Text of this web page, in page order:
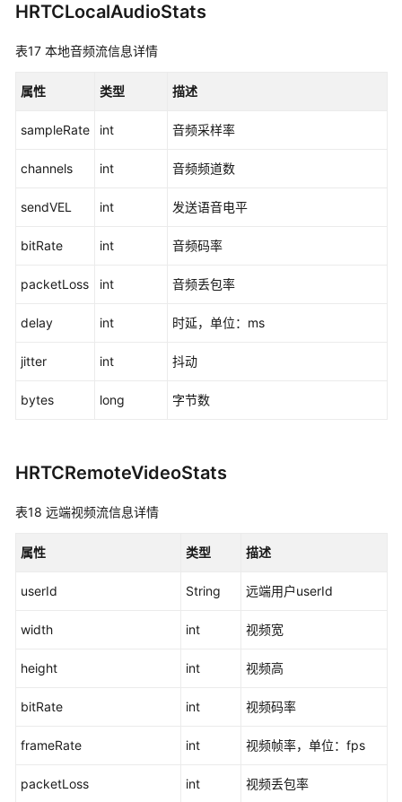
HRTCLocalAudioStats
表17 本地音频流信息详情
属性 类型 描述
sampleRate int 音频采样率
channels int 音频频道数
sendVEL int 发送语音电平
bitRate int 音频码率
packetLoss int 音频丢包率
delay int 时延，单位：ms
jitter int 抖动
bytes long 字节数
HRTCRemoteVideoStats
表18 远端视频流信息详情
属性 类型 描述
userId String 远端用户userId
width int 视频宽
height int 视频高
bitRate int 视频码率
frameRate int 视频帧率，单位：fps
packetLoss int 视频丢包率